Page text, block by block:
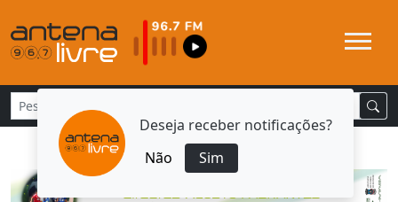
Deseja receber notificações?
Não
Sim